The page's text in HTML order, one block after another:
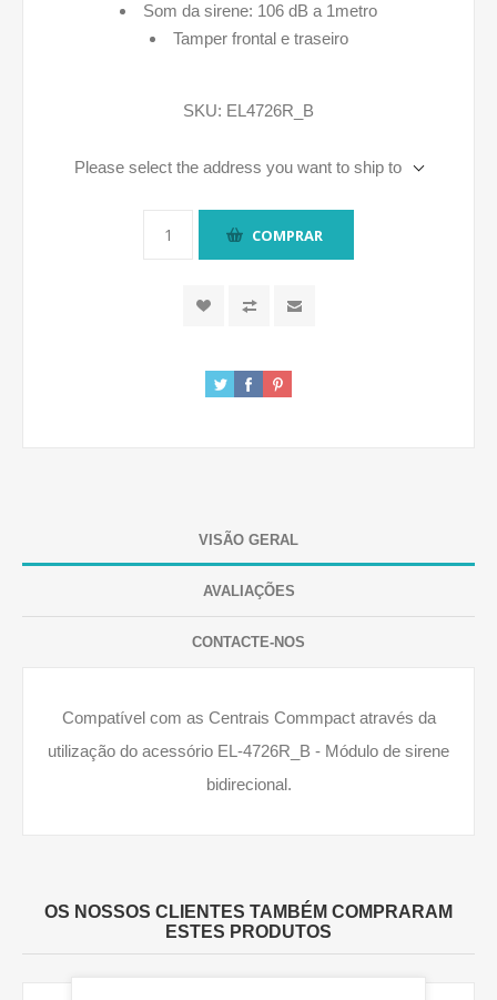
Som da sirene: 106 dB a 1metro
Tamper frontal e traseiro
SKU: EL4726R_B
Please select the address you want to ship to
COMPRAR
VISÃO GERAL
AVALIAÇÕES
CONTACTE-NOS
Compatível com as Centrais Commpact através da
utilização do acessório EL-4726R_B - Módulo de sirene
bidirecional.
OS NOSSOS CLIENTES TAMBÉM COMPRARAM
ESTES PRODUTOS